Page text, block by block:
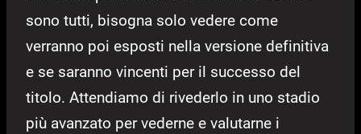
sono tutti, bisogna solo vedere come
verranno poi esposti nella versione definitiva
e se saranno vincenti per il successo del
titolo. Attendiamo di rivederlo in uno stadio
più avanzato per vederne e valutarne i